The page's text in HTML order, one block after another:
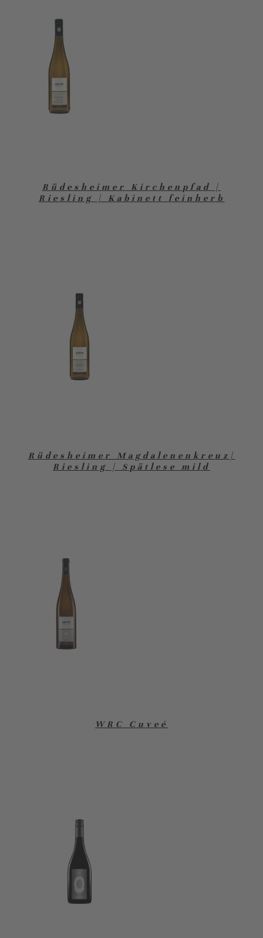
Rüdesheimer Kirchenpfad |
Riesling | Kabinett feinherb
Rüdesheimer Magdalenenkreuz|
Riesling | Spätlese mild
WRC Cuveé